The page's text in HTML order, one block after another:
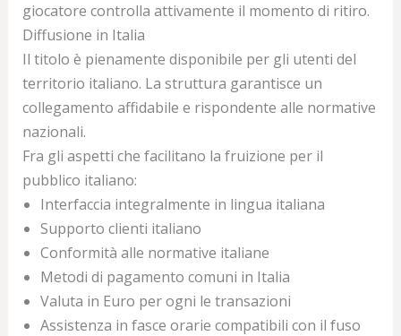
giocatore controlla attivamente il momento di ritiro.
Diffusione in Italia
Il titolo è pienamente disponibile per gli utenti del
territorio italiano. La struttura garantisce un
collegamento affidabile e rispondente alle normative
nazionali.
Fra gli aspetti che facilitano la fruizione per il
pubblico italiano:
Interfaccia integralmente in lingua italiana
Supporto clienti italiano
Conformità alle normative italiane
Metodi di pagamento comuni in Italia
Valuta in Euro per ogni le transazioni
Assistenza in fasce orarie compatibili con il fuso